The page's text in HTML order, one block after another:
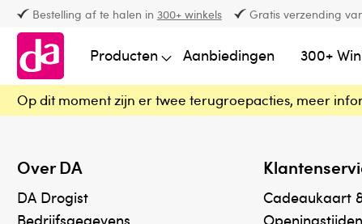
Bestelling af te halen in 300+ winkels Gratis verzending
Producten Aanbiedingen 300+
Op dit moment zijn er twee terugroepacties, meer
Over DA
DA Drogist
Bedrijfsgegevens
Cadeaukaart
Openingstijden